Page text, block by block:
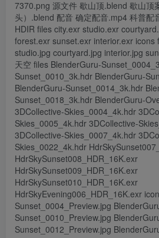
7370.png 源文件 歇山顶.blend 歇山顶
头）.blend 配音 确定配音.mp4 科普配
HDIR files city.exr studio.exr
forest.exr sunset.exr interior.exr icons
studio.jpg courtyard.jpg interior.jpg
天空 files BlenderGuru-
Sunset_0010_3k.hdr BlenderGuru-
BlenderGuru-Sunset_0014_3k.hdr
Sunset_0018_3k.hdr BlenderGuru-
3DCollective-Skies_0004_4k.hdr
Skies_0005_4k.hdr 3DCollective-
3DCollective-Skies_0007_4k.hdr
Skies_0022_4k.hdr
HdrSkySunset008_HDR_16K.exr
HdrSkySunset009_HDR_16K.exr
HdrSkySunset010_HDR_16K.exr
HdrSkyEvening006_HDR_16K.exr
Sunset_0004_Preview.jpg
Sunset_0010_Preview.jpg
Sunset_0012_Preview.jpg